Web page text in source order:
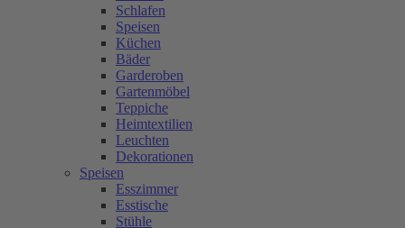
Schlafen
Speisen
Küchen
Bäder
Garderoben
Gartenmöbel
Teppiche
Heimtextilien
Leuchten
Dekorationen
Speisen
Esszimmer
Esstische
Stühle